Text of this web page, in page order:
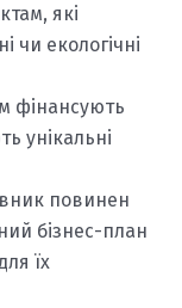
які
чи екологічні
фінансують
унікальні
повинен
бізнес-план
їх